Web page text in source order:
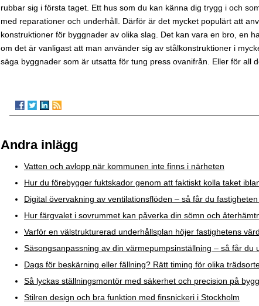
rubbar sig i första taget. Ett hus som du kan känna dig trygg i och
med reparationer och underhåll. Därför är det mycket populärt att
konstruktioner för byggnader av olika slag. Det kan vara en bro, en
om det är vanligast att man använder sig av stålkonstruktioner i
säga byggnader som är utsatta för tung press ovanifrån. Eller för all
Andra inlägg
Vatten och avlopp när kommunen inte finns i närheten
Hur du förebygger fuktskador genom att faktiskt kolla taket
Digital övervakning av ventilationsflöden – så får du
Hur färgvalet i sovrummet kan påverka din sömn och
Varför en välstrukturerad underhållsplan höjer fastighetens
Säsongsanpassning av din värmepumpsinställning – så får du
Dags för beskärning eller fällning? Rätt timing för olika
Så lyckas ställningsmontör med säkerhet och precision på
Stilren design och bra funktion med finsnickeri i Stockholm